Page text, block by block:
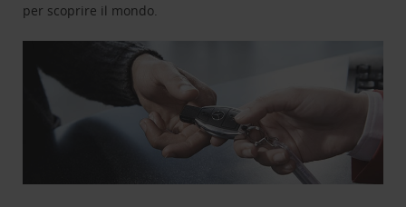
per scoprire il mondo.